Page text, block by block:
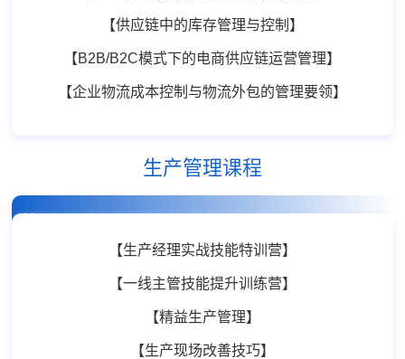
【供应链中的库存管理与控制】
【B2B/B2C模式下的电商供应链运营管理】
【企业物流成本控制与物流外包的管理要领】
生产管理课程
【生产经理实战技能特训营】
【一线主管技能提升训练营】
【精益生产管理】
【生产现场改善技巧】